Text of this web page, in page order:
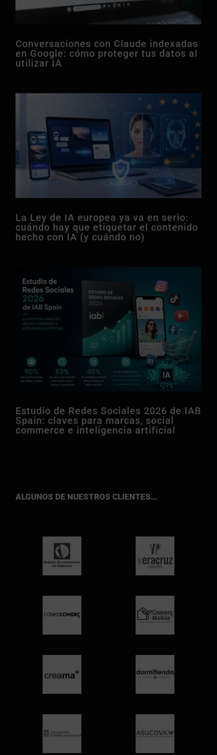
Conversaciones con Claude indexadas
en Google: cómo proteger tus datos al
utilizar IA
La Ley de IA europea ya va en serio:
cuándo hay que etiquetar el contenido
hecho con IA (y cuándo no)
Estudio de Redes Sociales 2026 de IAB
Spain: claves para marcas, social
commerce e inteligencia artificial
ALGUNOS DE NUESTROS CLIENTES…